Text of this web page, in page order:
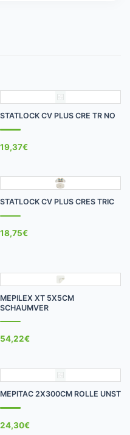
STATLOCK CV PLUS CRE TR NO
19,37€
STATLOCK CV PLUS CRES TRIC
18,75€
MEPILEX XT 5X5CM
SCHAUMVER
54,22€
MEPITAC 2X300CM ROLLE UNST
24,30€